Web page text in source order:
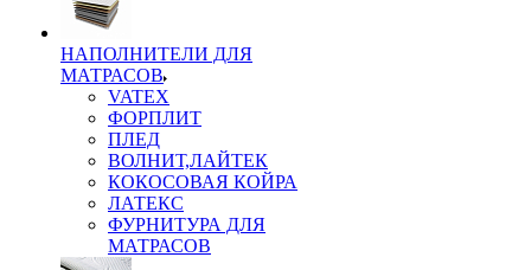
НАПОЛНИТЕЛИ ДЛЯ
МАТРАСОВ
VATEX
ФОРПЛИТ
ПЛЕД
ВОЛНИТ,ЛАЙТЕК
КОКОСОВАЯ КОЙРА
ЛАТЕКС
ФУРНИТУРА ДЛЯ
МАТРАСОВ